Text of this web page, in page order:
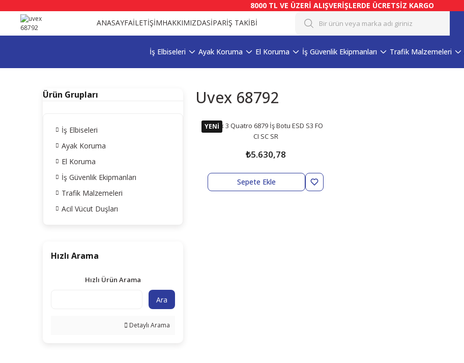
8000 TL VE ÜZERİ ALIŞVERİŞLERDE ÜCRETSİZ KARGO
ANASAYFAİLETİŞİMHAKKIMIZDASİPARİŞ TAKİBİ
İş Elbiseleri Ayak Koruma El Koruma İş Güvenlik Ekipmanları Trafik Malzemeleri
Ürün Grupları
İş Elbiseleri
Ayak Koruma
El Koruma
İş Güvenlik Ekipmanları
Trafik Malzemeleri
Acil Vücut Duşları
Hızlı Arama
Hızlı Ürün Arama
Ara
Detaylı Arama
Uvex 68792
YENİ
Uvex 3 Quatro 6879 İş Botu ESD S3 FO
CI SC SR
₺5.630,78
Sepete Ekle